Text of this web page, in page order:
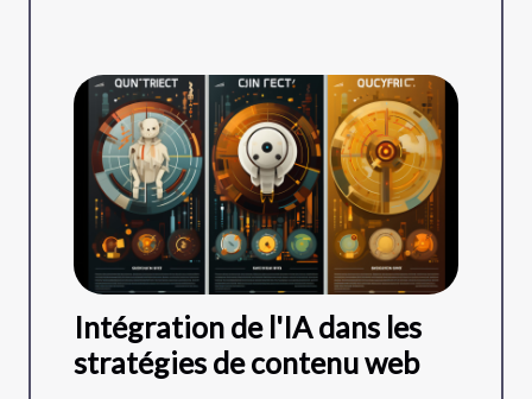
Intégration de l'IA dans les
stratégies de contenu web